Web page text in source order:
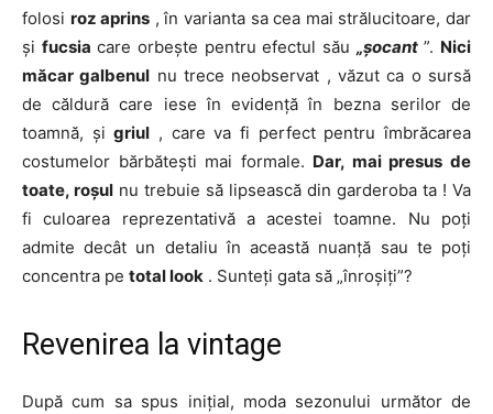
folosi roz aprins , în varianta sa cea mai strălucitoare, dar
și fucsia care orbește pentru efectul său „șocant”. Nici
măcar galbenul nu trece neobservat , văzut ca o sursă
de căldură care iese în evidență în bezna serilor de
toamnă, șigriul , care va fi perfect pentru îmbrăcarea
costumelor bărbătești mai formale. Dar, mai presus de
toate, roșul nu trebuie să lipsească din garderoba ta ! Va
fi culoarea reprezentativă a acestei toamne. Nu poți
admite decât un detaliu în această nuanță sau te poți
concentra pe total look . Sunteți gata să „înroșiți”?
Revenirea la vintage
După cum sa spus inițial, moda sezonului următor de